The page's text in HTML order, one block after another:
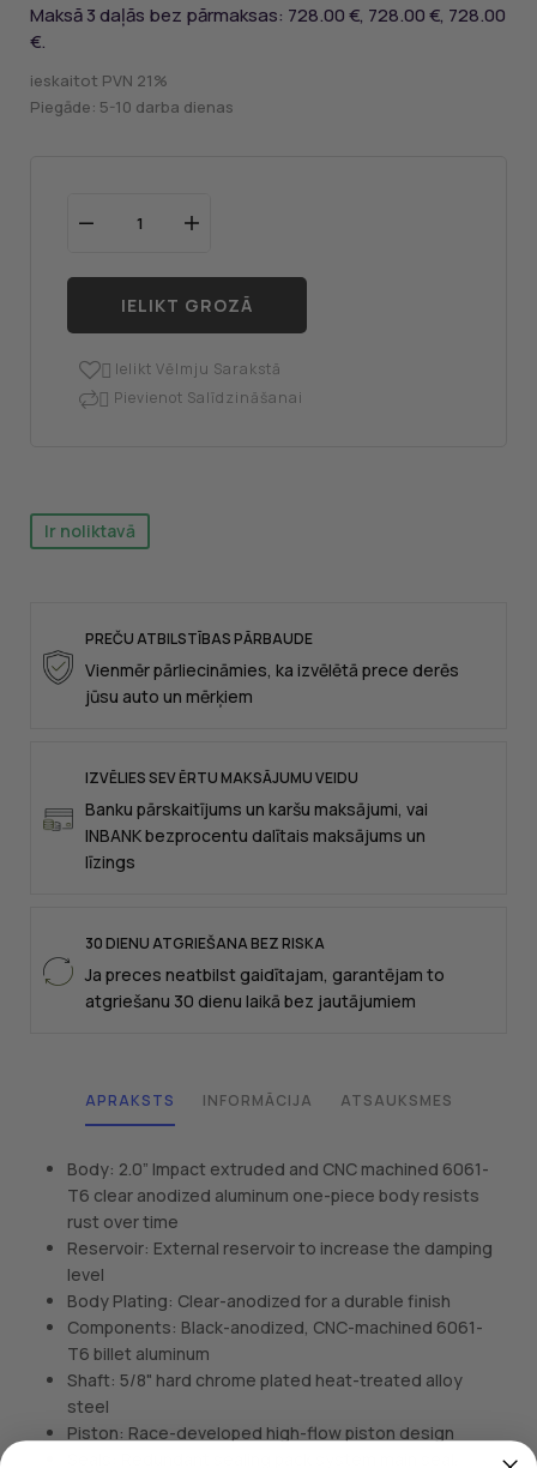
Maksā 3 daļās bez pārmaksas: 728.00 €, 728.00 €, 728.00
€.
ieskaitot PVN 21%
Piegāde: 5-10 darba dienas
IELIKT GROZĀ
 Ielikt Vēlmju Sarakstā
 Pievienot Salīdzināšanai
Ir noliktavā
PREČU ATBILSTĪBAS PĀRBAUDE
Vienmēr pārliecināmies, ka izvēlētā prece derēs
jūsu auto un mērķiem
IZVĒLIES SEV ĒRTU MAKSĀJUMU VEIDU
Banku pārskaitījums un karšu maksājumi, vai
INBANK bezprocentu dalītais maksājums un
līzings
30 DIENU ATGRIEŠANA BEZ RISKA
Ja preces neatbilst gaidītajam, garantējam to
atgriešanu 30 dienu laikā bez jautājumiem
APRAKSTS INFORMĀCIJA ATSAUKSMES
Body: 2.0” Impact extruded and CNC machined 6061-
T6 clear anodized aluminum one-piece body resists
rust over time
Reservoir: External reservoir to increase the damping
level
Body Plating: Clear-anodized for a durable finish
Components: Black-anodized, CNC-machined 6061-
T6 billet aluminum
Shaft: 5/8" hard chrome plated heat-treated alloy
steel
Piston: Race-developed high-flow piston design